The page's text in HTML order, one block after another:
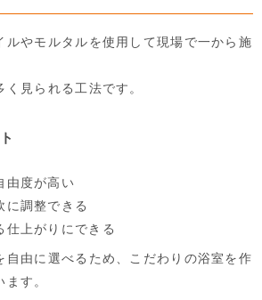
ルやモルタルを使用して現場で一から施
見られる工法です。
由度が高い
に調整できる
仕上がりにできる
自由に選べるため、こだわりの浴室を作
す。